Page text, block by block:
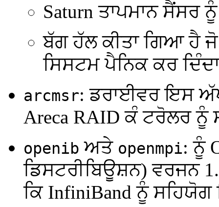
Saturn ਤਾਪਮਾਨ ਸੈਂਸਰ
ਬੱਗ ਹੱਲ ਕੀਤਾ ਗਿਆ ਹੈ
ਸਿਸਟਮ ਪੈਨਿਕ ਕਰ
arcmsr: ਡਰਾਈਵਰ ਇਸ
Areca RAID ਕੰ ਟਰੋਲਰ ਨੂੰ
openib ਅਤੇ openmpi: ਨੂੰ
ਡਿਸਟਰੀਬਿਊਸ਼ਨ) ਵਰਜਨ
ਕਿ InfiniBand ਨੂੰ ਸਹਿਯੋਗ